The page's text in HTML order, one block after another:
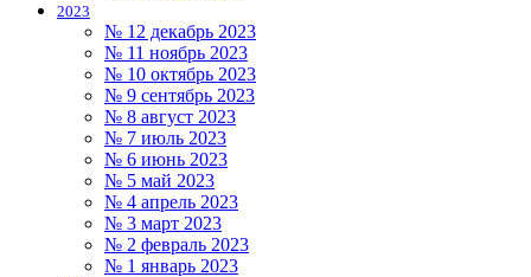
2023
№ 12 декабрь 2023
№ 11 ноябрь 2023
№ 10 октябрь 2023
№ 9 сентябрь 2023
№ 8 август 2023
№ 7 июль 2023
№ 6 июнь 2023
№ 5 май 2023
№ 4 апрель 2023
№ 3 март 2023
№ 2 февраль 2023
№ 1 январь 2023